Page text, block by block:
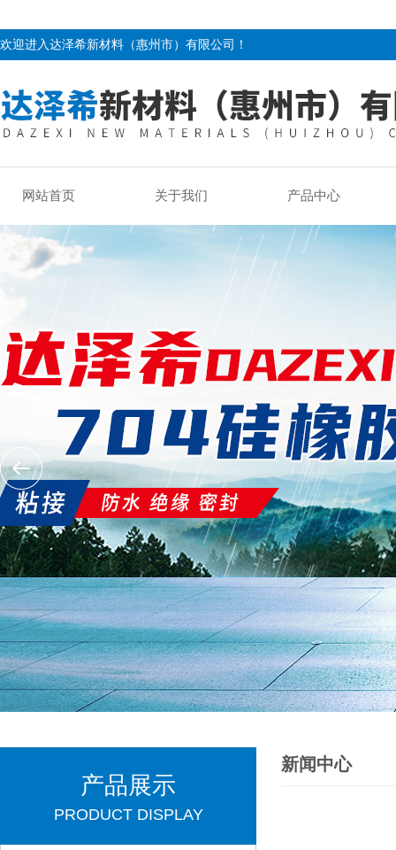
欢迎进入达泽希新材料（惠州市）有限公司！
网站首页 关于我们 产品中心
产品展示
PRODUCT DISPLAY
新闻中心